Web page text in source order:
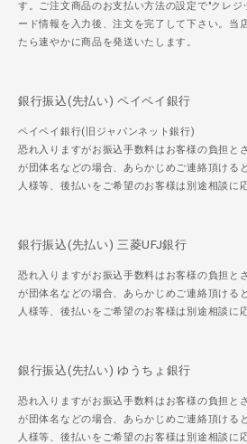
す。ご注文商品のお支払い方法の設定で"クレ
ード情報を入力後、注文を完了して下さい。当
たら速やかに商品を発送いたします。
銀行振込(先払い) ペイペイ銀行
ペイペイ銀行(旧ジャパンネット銀行)
恐れ入りますがお振込手数料はお客様の負担と
が団体名などの場合、あらかじめご連絡頂ける
人様等、後払いをご希望のお客様は別途相談に
銀行振込(先払い) 三菱UFJ銀行
恐れ入りますがお振込手数料はお客様の負担と
が団体名などの場合、あらかじめご連絡頂ける
人様等、後払いをご希望のお客様は別途相談に
銀行振込(先払い) ゆうちょ銀行
恐れ入りますがお振込手数料はお客様の負担と
が団体名などの場合、あらかじめご連絡頂ける
人様等、後払いをご希望のお客様は別途相談に